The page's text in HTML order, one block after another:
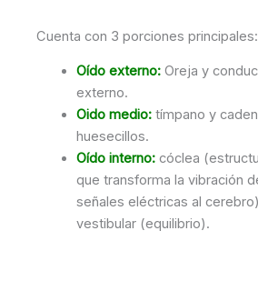
Cuenta con 3 porciones principales:
Oído externo:Oreja y
externo.
Oido medio:tímpano y
huesecillos.
Oído interno:cóclea
que transforma la vibración
señales eléctricas al
vestibular (equilibrio).